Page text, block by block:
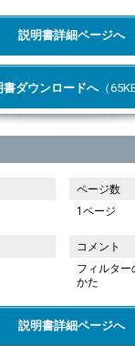
説明書詳細ページへ
書ダウンロードへ（65KB
ページ数
1ページ
コメント
フィルター
かた
説明書詳細ページへ